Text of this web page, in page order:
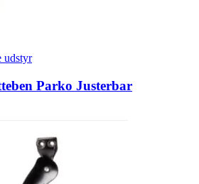
udstyr
Parko Justerbar